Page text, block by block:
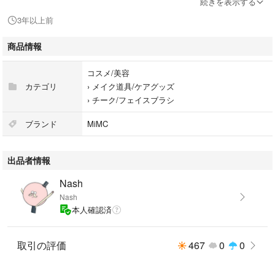
3年以上前
商品情報
カテゴリ
コスメ/美容
› メイク道具/ケアグッズ
› チーク/フェイスブラシ
ブランド MiMC
出品者情報
Nash
Nash
本人確認済
取引の評価 467 0 0